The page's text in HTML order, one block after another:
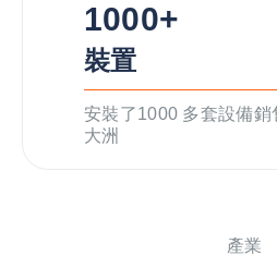
1000+
裝置
安裝了1000 多套設備銷
大洲
產業